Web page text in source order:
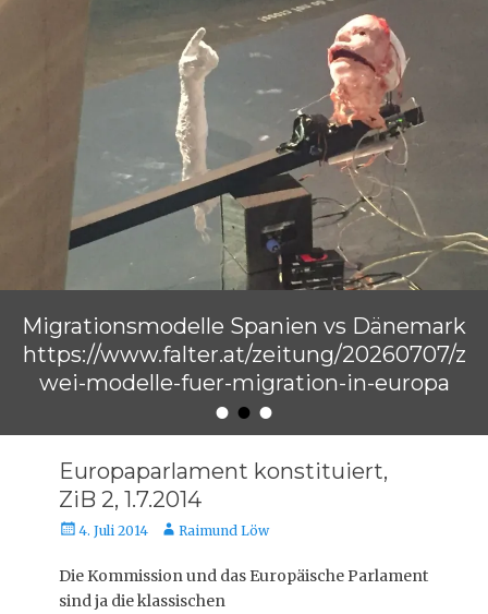
•••
Migrationsmodelle Spanien vs Dänemark
https://www.falter.at/zeitung/20260707/z
wei-modelle-fuer-migration-in-europa
Raimund Löw
Europaparlament konstituiert,
ZiB 2, 1.7.2014
Veröffentlicht
4. Juli 2014 AutorRaimund Löw
Die Kommission und das Europäische Parlament
sind ja die klassischen